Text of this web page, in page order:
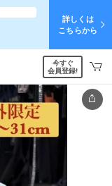
詳しくは
こちらから
今すぐ
会員登録!